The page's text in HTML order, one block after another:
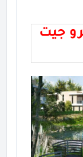
جيت